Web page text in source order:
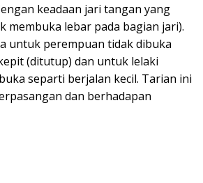
keadaan jari tangan yang
membuka lebar pada bagian jari).
untuk perempuan tidak dibuka
(ditutup) dan untuk lelaki
separti berjalan kecil. Tarian ini
dan berhadapan